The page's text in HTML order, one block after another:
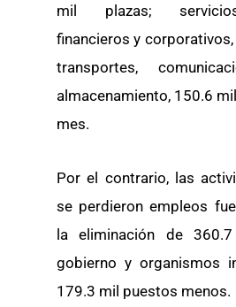
mil plazas;
financieros y
transportes,
almacenamiento, 150.6
mes.
Por el contrario, las
se perdieron empleos
la eliminación de
gobierno y organismos
179.3 mil puestos menos.